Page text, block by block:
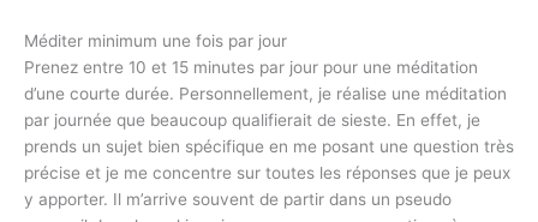
Méditer minimum une fois par jour
Prenez entre 10 et 15 minutes par jour pour une méditation
d’une courte durée. Personnellement, je réalise une méditation
par journée que beaucoup qualifierait de sieste. En effet, je
prends un sujet bien spécifique en me posant une question très
précise et je me concentre sur toutes les réponses que je peux
y apporter. Il m’arrive souvent de partir dans un pseudo